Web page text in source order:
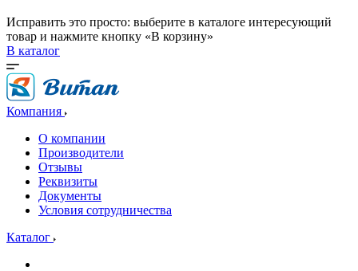
Исправить это просто: выберите в каталоге интересующий
товар и нажмите кнопку «В корзину»
В каталог
Компания
О компании
Производители
Отзывы
Реквизиты
Документы
Условия сотрудничества
Каталог